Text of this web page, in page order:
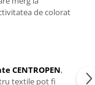
de colorat
CENTROPEN,
textile pot fi